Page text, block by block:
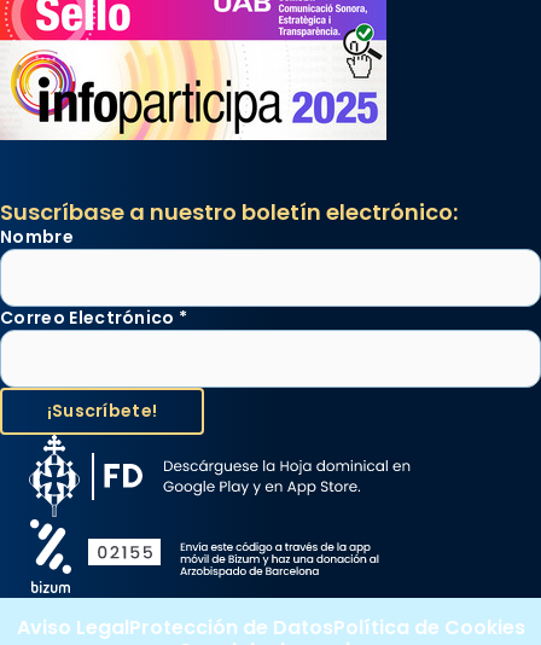
Suscríbase a nuestro boletín electrónico:
Nombre
Correo Electrónico *
Aviso LegalProtección de DatosPolítica de Cookies